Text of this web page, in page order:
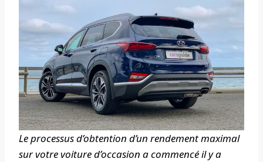
Le processus d’obtention d’un rendement maximal
sur votre voiture d’occasion a commencé il y a